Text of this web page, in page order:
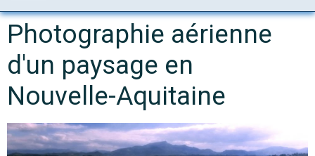
Photographie aérienne
d'un paysage en
Nouvelle-Aquitaine